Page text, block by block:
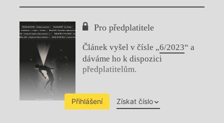
Pro předplatitele
Článek vyšel v čísle „6/2023“ a
dáváme ho k dispozici
předplatitelům.
Přihlášení Získat číslo